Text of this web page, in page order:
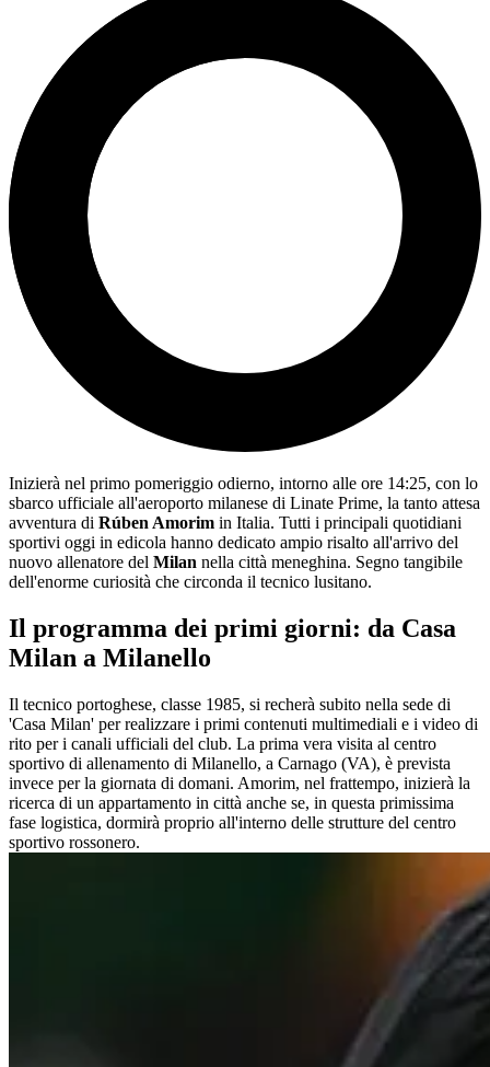
Inizierà nel primo pomeriggio odierno, intorno alle ore 14:25, con lo
sbarco ufficiale all'aeroporto milanese di Linate Prime, la tanto attesa
avventura di Rúben Amorim in Italia. Tutti i principali quotidiani
sportivi oggi in edicola hanno dedicato ampio risalto all'arrivo del
nuovo allenatore del Milan nella città meneghina. Segno tangibile
dell'enorme curiosità che circonda il tecnico lusitano.
Il programma dei primi giorni: da Casa
Milan a Milanello
Il tecnico portoghese, classe 1985, si recherà subito nella sede di
'Casa Milan' per realizzare i primi contenuti multimediali e i video di
rito per i canali ufficiali del club. La prima vera visita al centro
sportivo di allenamento di Milanello, a Carnago (VA), è prevista
invece per la giornata di domani. Amorim, nel frattempo, inizierà la
ricerca di un appartamento in città anche se, in questa primissima
fase logistica, dormirà proprio all'interno delle strutture del centro
sportivo rossonero.